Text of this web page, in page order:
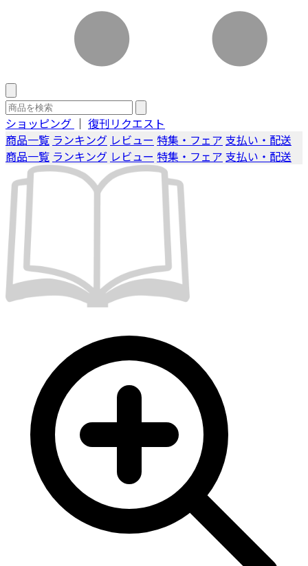
ショッピング ｜ 復刊リクエスト
商品一覧 ランキング レビュー 特集・フェア 支払い・配送
商品一覧 ランキング レビュー 特集・フェア 支払い・配送